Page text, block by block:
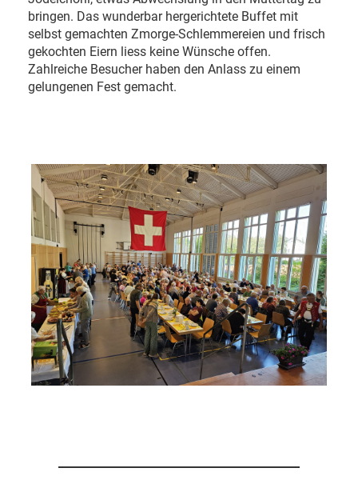
bringen. Das wunderbar hergerichtete Buffet mit
selbst gemachten Zmorge-Schlemmereien und frisch
gekochten Eiern liess keine Wünsche offen.
Zahlreiche Besucher haben den Anlass zu einem
gelungenen Fest gemacht.